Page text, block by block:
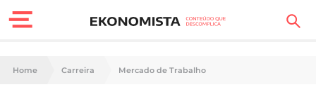
Finanças Pessoais
Home Carreira Mercado de Trabalho